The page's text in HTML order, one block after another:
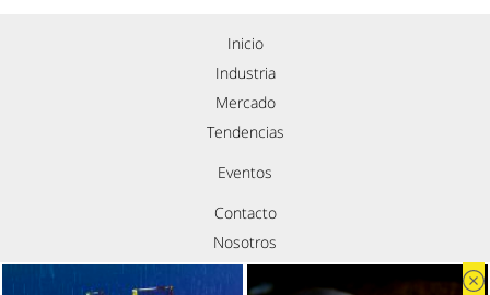
Inicio
Industria
Mercado
Tendencias
Eventos
Contacto
Nosotros
Política de privacidad